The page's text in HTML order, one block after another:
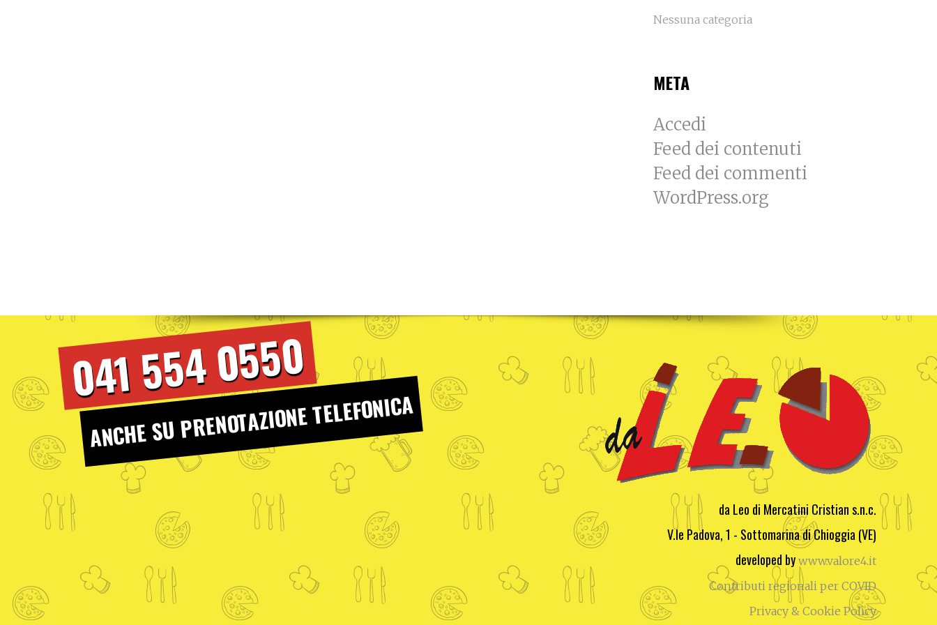
Nessuna categoria
META
Accedi
Feed dei contenuti
Feed dei commenti
WordPress.org
041 554 0550
ANCHE SU PRENOTAZIONE TELEFONICA
da Leo di Mercatini Cristian s.n.c.
V.le Padova, 1 - Sottomarina di Chioggia (VE)
developed by www.valore4.it
Contributi regionali per COVID
Privacy & Cookie Policy